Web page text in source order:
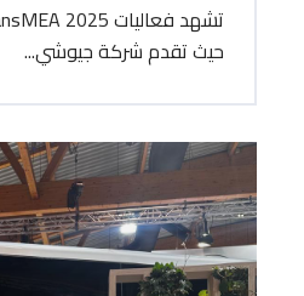
حيث تقدم شركة جيوشي...